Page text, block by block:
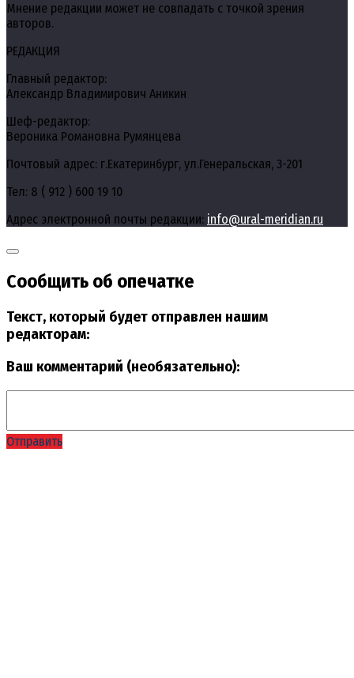
Мнение редакции может не совпадать с точкой зрения
авторов.
РЕДАКЦИЯ
Главный редактор:
Александр Владимирович Аникин
Шеф-редактор:
Вероника Романовна Румянцева
Почтовый адрес: г.Екатеринбург, ул.Генеральская, 3-201
Тел: 8 ( 912 ) 600 19 10
Адрес электронной почты редакции: info@ural-meridian.ru
Сообщить об опечатке
Текст, который будет отправлен нашим
редакторам:
Ваш комментарий (необязательно):
Отправить